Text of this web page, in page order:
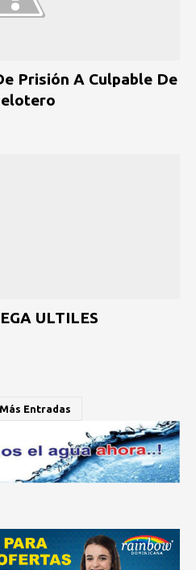
Prisión A Culpable De
ULTILES
Entradas